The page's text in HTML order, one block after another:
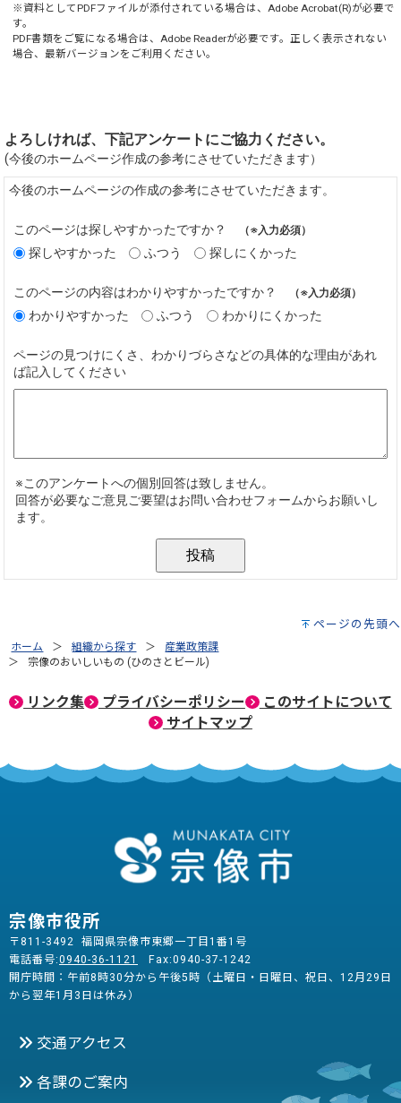
※資料としてPDFファイルが添付されている場合は、Adobe Acrobat(R)が必要で
す。
PDF書類をご覧になる場合は、Adobe Readerが必要です。正しく表示されない
場合、最新バージョンをご利用ください。
ページの先頭へ
ホーム 組織から探す
産業政策課
宗像のおいしいもの (ひのさとビール)
リンク集 プライバシーポリシー
このサイトについて
サイトマップ
宗像市役所
〒811-3492 福岡県宗像市東郷一丁目1番1号
電話番号:0940-36-1121
Fax:0940-37-1242
開庁時間：午前8時30分から午後5時（土曜日・日曜日、祝日、12月29日
から翌年1月3日は休み）
交通アクセス
各課のご案内